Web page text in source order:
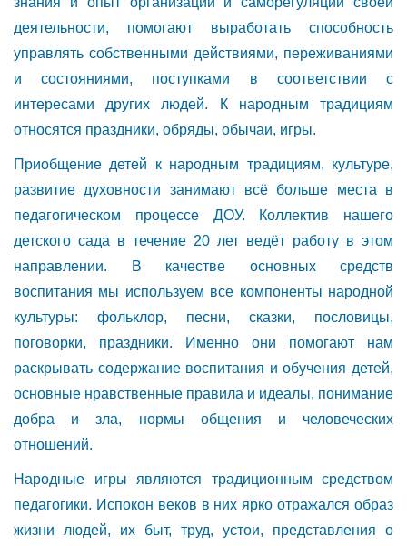
деятельности, помогают выработать способность
управлять собственными действиями, переживаниями
и состояниями, поступками в соответствии с
интересами других людей. К народным традициям
относятся праздники, обряды, обычаи, игры.
Приобщение детей к народным традициям, культуре,
развитие духовности занимают всё больше места в
педагогическом процессе ДОУ. Коллектив нашего
детского сада в течение 20 лет ведёт работу в этом
направлении. В качестве основных средств
воспитания мы используем все компоненты народной
культуры: фольклор, песни, сказки, пословицы,
поговорки, праздники. Именно они помогают нам
раскрывать содержание воспитания и обучения детей,
основные нравственные правила и идеалы, понимание
добра и зла, нормы общения и человеческих
отношений.
Народные игры являются традиционным средством
педагогики. Испокон веков в них ярко отражался образ
жизни людей, их быт, труд, устои, представления о